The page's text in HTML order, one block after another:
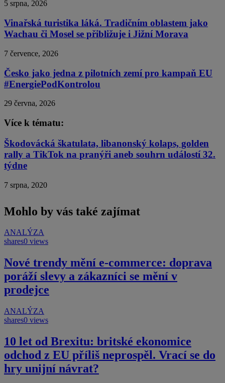
5 srpna, 2026
Vinařská turistika láká. Tradičním oblastem jako
Wachau či Mosel se přibližuje i Jižní Morava
7 července, 2026
Česko jako jedna z pilotních zemí pro kampaň EU
#EnergiePodKontrolou
29 června, 2026
Více k tématu:
Škodovácká škatulata, libanonský kolaps, golden
rally a TikTok na pranýři aneb souhrn událostí 32.
týdne
7 srpna, 2020
Mohlo by vás také zajímat
ANALÝZA
shares0 views
Nové trendy mění e-commerce: doprava
poráží slevy a zákazníci se mění v
prodejce
ANALÝZA
shares0 views
10 let od Brexitu: britské ekonomice
odchod z EU příliš neprospěl. Vrací se do
hry unijní návrat?